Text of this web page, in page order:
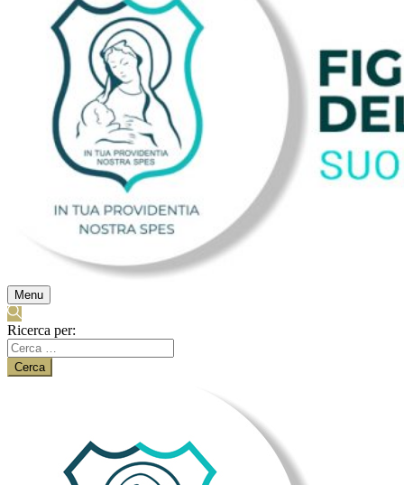
Menu
Ricerca per: